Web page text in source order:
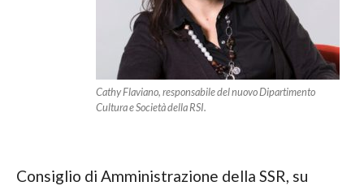
Cathy Flaviano, responsabile del nuovo Dipartimento
Cultura e Società della RSI.
Consiglio di Amministrazione della SSR, su